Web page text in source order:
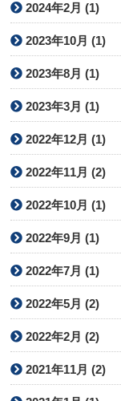
2024年2月 (1)
2023年10月 (1)
2023年8月 (1)
2023年3月 (1)
2022年12月 (1)
2022年11月 (2)
2022年10月 (1)
2022年9月 (1)
2022年7月 (1)
2022年5月 (2)
2022年2月 (2)
2021年11月 (2)